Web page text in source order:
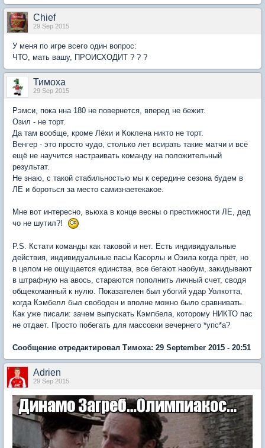
Chief
29 Sep 2015
У меня по игре всего один вопрос:
ЧТО, мать вашу, ПРОИСХОДИТ ? ? ?
Тимоха
29 Sep 2015
Рэмси, пока нна 180 не повернется, вперед не бежит.
Озил - не торт.
Да там вообще, кроме Лёхи и Коклена никто не торт.
Венгер - это просто чудо, столько лет всирать такие матчи и всё
ещё не научится настраивать команду на положительный
результат.
Не знаю, с такой стабильностью мы к середине сезона будем в
ЛЕ и бороться за место самизнаетекакое.
Мне вот интересно, вьюха в конце весны о престижности ЛЕ, дед
чо не шутил?!
P.S. Кстати команды как таковой и нет. Есть индивидуальные
действия, индивидуальные пасы Касорлы и Озила когда прёт, но
в целом не ощущается единства, все бегают наобум, закидывают
в штрафную на авось, стараются пополнить личный счет, сводя
общекоманный к нулю. Показателен был убогий удар Уолкотта,
когда Кэмбелл был свободен и вполне можно было сравнивать.
Как уже писали: зачем выпускать Кэмпбела, которому НИКТО пас
не отдает. Просто побегать для массовки вечернего *упс*а?
Сообщение отредактировал Тимоха: 29 September 2015 - 20:51
Adrien
29 Sep 2015